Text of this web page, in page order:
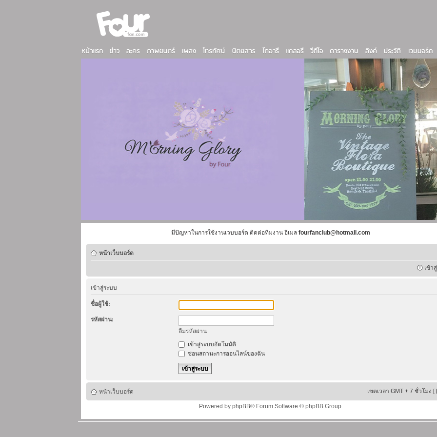
มีปัญหาในการใช้งานเวบบอร์ด ติดต่อทีมงาน อีเมล fourfanclub@hotmail.com
หน้าเว็บบอร์ด
เข้า
เข้าสู่ระบบ
ชื่อผู้ใช้:
รหัสผ่าน:
ลืมรหัสผ่าน
เข้าสู่ระบบอัตโนมัติ
ซ่อนสถานะการออนไลน์ของฉัน
หน้าเว็บบอร์ด เขตเวลา GMT + 7 ชั่วโมง [
Powered by phpBB® Forum Software © phpBB Group.